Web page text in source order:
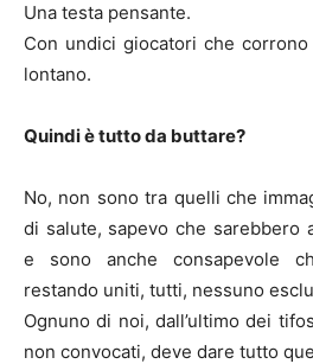
Una testa pensante.
Con undici giocatori che
lontano.
Quindi è tutto da buttare?
No, non sono tra quelli che
di salute, sapevo che sarebbero
e sono anche consapevole
restando uniti, tutti, nessuno
Ognuno di noi, dall’ultimo dei
non convocati, deve dare tutto